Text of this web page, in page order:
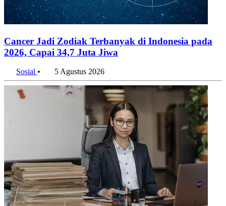
Cancer Jadi Zodiak Terbanyak di Indonesia pada
2026, Capai 34,7 Juta Jiwa
Sosial • 5 Agustus 2026